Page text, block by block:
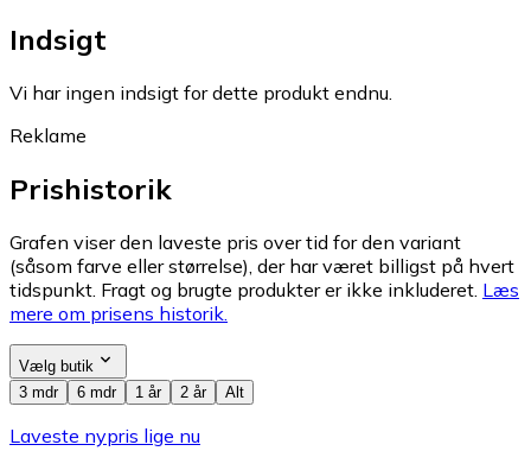
Indsigt
Vi har ingen indsigt for dette produkt endnu.
Reklame
Prishistorik
Grafen viser den laveste pris over tid for den variant
(såsom farve eller størrelse), der har været billigst på hvert
tidspunkt. Fragt og brugte produkter er ikke inkluderet. Læs
mere om prisens historik.
Vælg butik
3 mdr
6 mdr 1 år 2 år Alt
Laveste nypris lige nu